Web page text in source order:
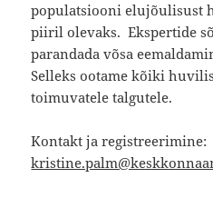
populatsiooni elujõulisust
piiril olevaks. Ekspertide
parandada võsa
Selleks ootame kõiki
toimuvatele talgutele.
Kontakt ja registreerimine: